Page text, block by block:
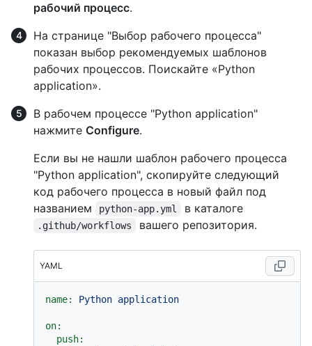
рабочий процесс.
На странице "Выбор рабочего процесса"
показан выбор рекомендуемых шаблонов
рабочих процессов. Поискайте «Python
application».
В рабочем процессе "Python application"
нажмите Configure.
Если вы не нашли шаблон рабочего процесса
"Python application", скопируйте следующий
код рабочего процесса в новый файл под
названием
python-app.yml в каталоге
.github/workflows вашего репозитория.
YAML
name: Python application
on:
push: